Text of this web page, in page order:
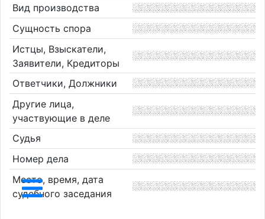
Вид производства
Сущность спора
Истцы, Взыскатели,
Заявители, Кредиторы
Ответчики, Должники
Другие лица,
участвующие в деле
Судья
Номер дела
Место, время, дата
судебного заседания